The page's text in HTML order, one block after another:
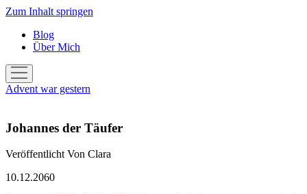
Zum Inhalt springen
Blog
Über Mich
Menü
öffnen
Advent war gestern
Johannes der Täufer
VeröffentlichtVon Clara
10.12.2060